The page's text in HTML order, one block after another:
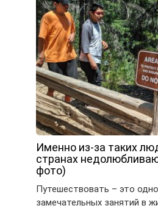
Именно из-за таких
странах
фото)
Путешествовать – это
замечательных занятий в